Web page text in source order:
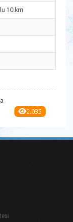
10.km
2.035